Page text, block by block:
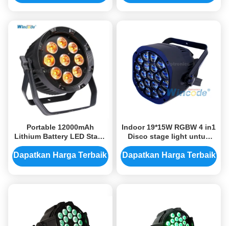
Portable 12000mAh
Lithium Battery LED Stage
Up Light Touch Screen
16bit Dimming WiFi / DMX /
Dapatkan Harga Terbaik
Indoor 19*15W RGBW 4 in1
Disco stage light untuk
acara Show Zoom Bee Eye
Par
Dapatkan Harga Terbaik